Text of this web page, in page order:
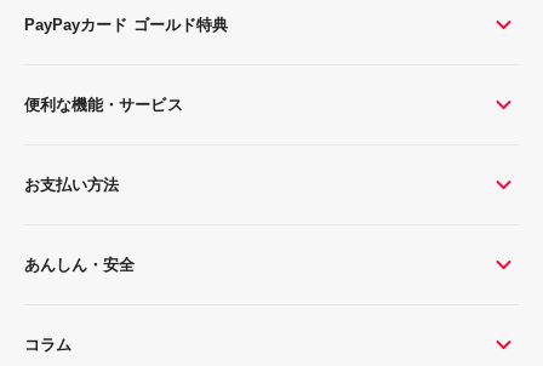
PayPayカード ゴールド特典
便利な機能・サービス
お支払い方法
あんしん・安全
コラム